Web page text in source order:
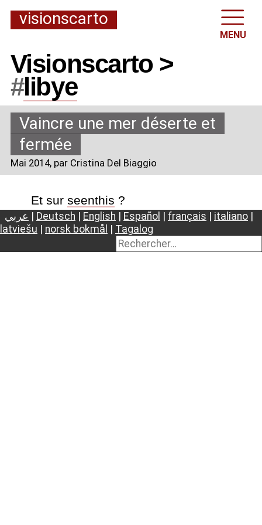
visionscarto
MENU
Visionscarto >
#libye
Vaincre une mer déserte et
fermée
Mai 2014, par Cristina Del Biaggio
Et sur seenthis ?
عربي Deutsch English Español français italiano
latviešu
norsk bokmål Tagalog